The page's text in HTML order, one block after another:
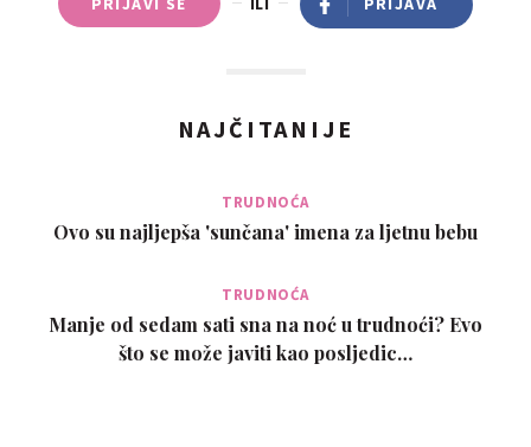
NAJČITANIJE
TRUDNOĆA
Ovo su najljepša 'sunčana' imena za ljetnu bebu
TRUDNOĆA
Manje od sedam sati sna na noć u trudnoći? Evo
što se može javiti kao posljedic…